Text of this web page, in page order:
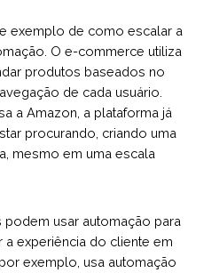
exemplo de como escalar a
O e-commerce utiliza
produtos baseados no
de cada usuário.
a Amazon, a plataforma já
procurando, criando uma
mesmo em uma escala
usar automação para
experiência do cliente em
exemplo, usa automação